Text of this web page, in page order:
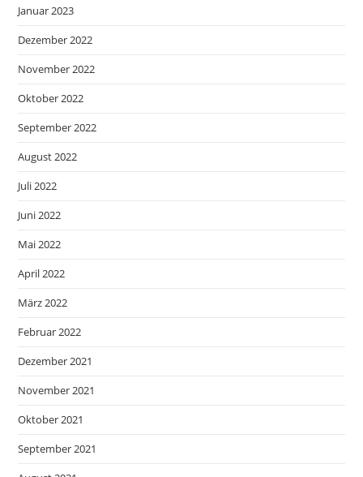
Januar 2023
Dezember 2022
November 2022
Oktober 2022
September 2022
August 2022
Juli 2022
Juni 2022
Mai 2022
April 2022
März 2022
Februar 2022
Dezember 2021
November 2021
Oktober 2021
September 2021